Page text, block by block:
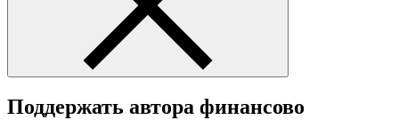
Поддержать автора финансово